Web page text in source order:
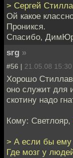
> Сергей
Ой какое
Проникся.
Спасибо,
srg »
#56 | 21.05.08 15:30
Хорошо
оно служит для
скотину надо
Кому: Светлояр,
> А если бы ему
Где мозг у